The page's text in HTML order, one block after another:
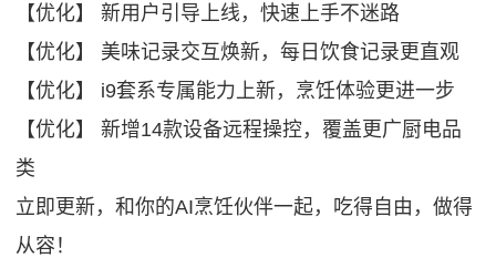
【优化】 新用户引导上线，快速上手不迷路
【优化】 美味记录交互焕新，每日饮食记录更直观
【优化】 i9套系专属能力上新，烹饪体验更进一步
【优化】 新增14款设备远程操控，覆盖更广厨电品
类
立即更新，和你的AI烹饪伙伴一起，吃得自由，做得
从容！